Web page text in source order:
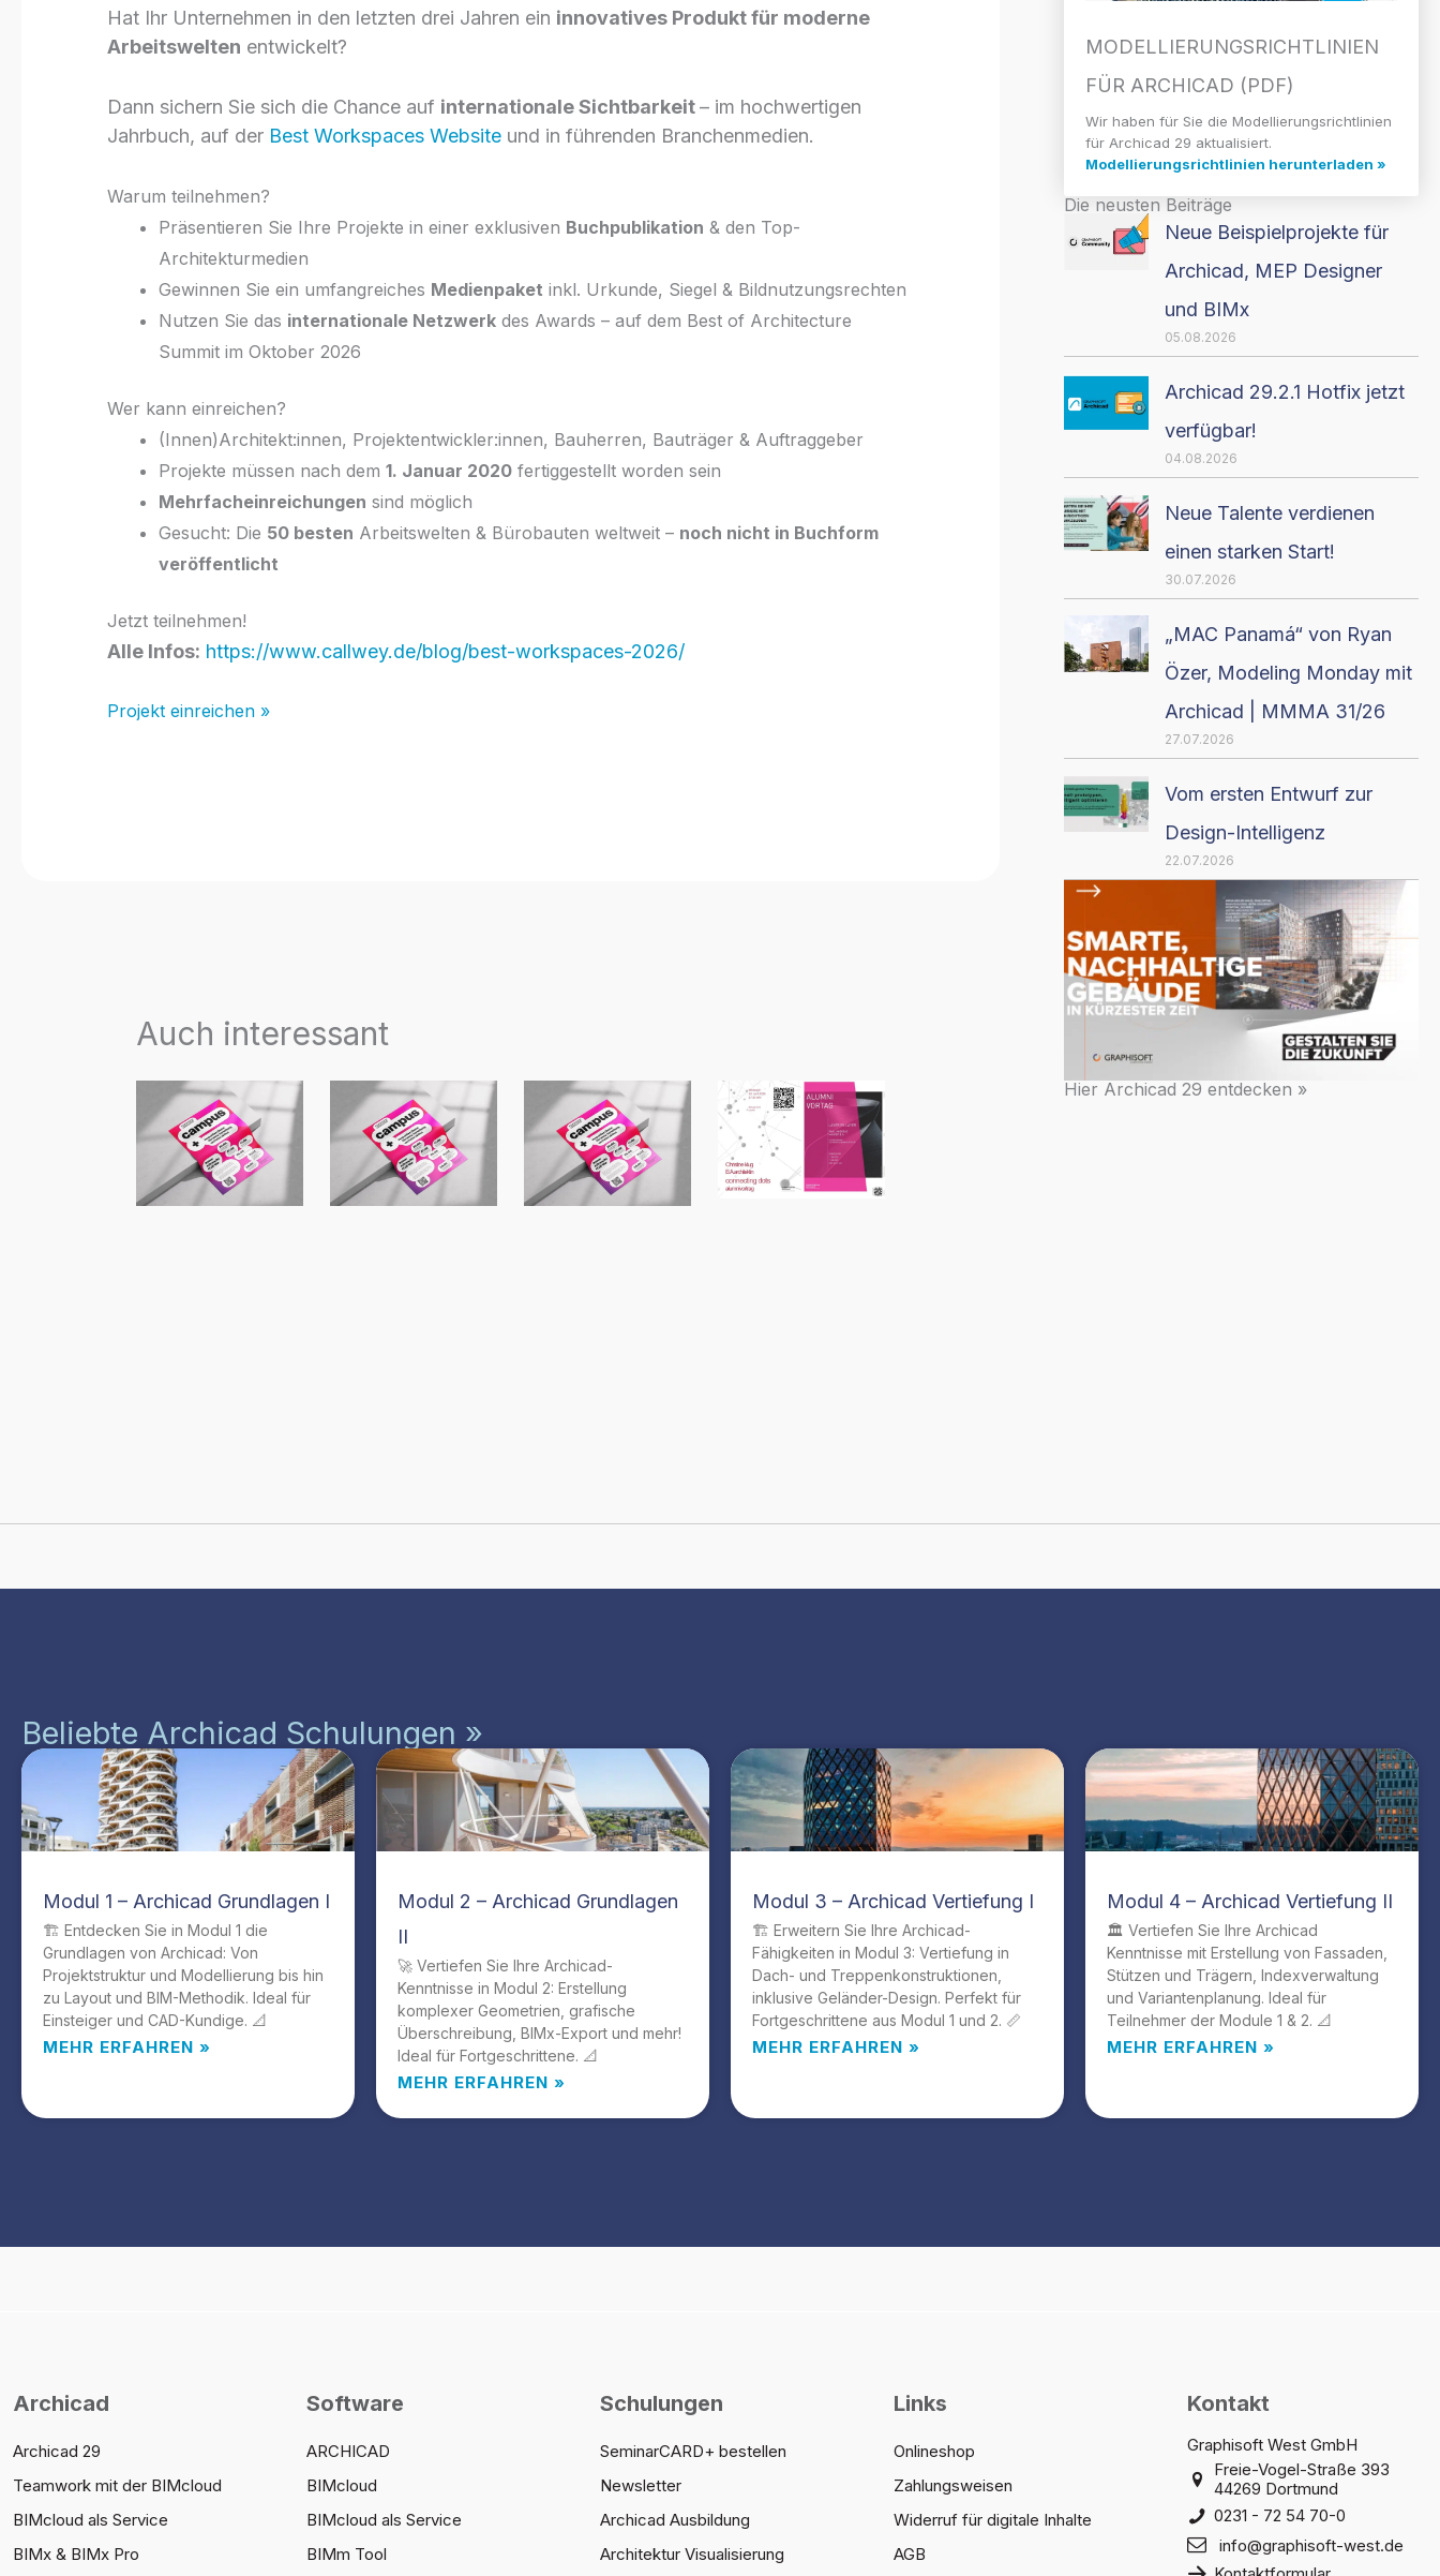
Hat Ihr Unternehmen in den letzten drei Jahren ein innovatives Produkt für moderne
Arbeitswelten entwickelt?
Dann sichern Sie sich die Chance auf internationale Sichtbarkeit– im hochwertigen
Jahrbuch, auf der Best Workspaces Website und in führenden Branchenmedien.
Warum teilnehmen?
Präsentieren Sie Ihre Projekte in einer exklusiven Buchpublikation & den Top-
Architekturmedien
Gewinnen Sie ein umfangreiches Medienpaket inkl. Urkunde, Siegel & Bildnutzungsrechten
Nutzen Sie das internationale Netzwerk des Awards – auf dem Best of Architecture
Summit im Oktober 2026
Wer kann einreichen?
(Innen)Architekt:innen, Projektentwickler:innen, Bauherren, Bauträger & Auftraggeber
Projekte müssen nach dem 1. Januar 2020 fertiggestellt worden sein
Mehrfacheinreichungen sind möglich
Gesucht: Die 50 besten Arbeitswelten & Bürobauten weltweit – noch nicht in Buchform
veröffentlicht
Jetzt teilnehmen!
Alle Infos: https://www.callwey.de/blog/best-workspaces-2026/
Projekt einreichen »
Auch interessant
MODELLIERUNGS­RICHTLINIEN
FÜR ARCHICAD (PDF)
Wir haben für Sie die Modellierungsrichtlinien
für Archicad 29 aktualisiert.
Modellierungsrichtlinien herunterladen »
Die neusten Beiträge
Neue Beispielprojekte für
Archicad, MEP Designer
und BIMx
05.08.2026
Archicad 29.2.1 Hotfix jetzt
verfügbar!
04.08.2026
Neue Talente verdienen
einen starken Start!
30.07.2026
„MAC Panamá“ von Ryan
Özer, Modeling Monday mit
Archicad | MMMA 31/26
27.07.2026
Vom ersten Entwurf zur
Design-Intelligenz
22.07.2026
Hier Archicad 29 entdecken »
Beliebte Archicad Schulungen »
Modul 1 – Archicad Grundlagen I
🏗️ Entdecken Sie in Modul 1 die
Grundlagen von Archicad: Von
Projektstruktur und Modellierung bis hin
zu Layout und BIM-Methodik. Ideal für
Einsteiger und CAD-Kundige. 📐
MEHR ERFAHREN »
Modul 2 – Archicad Grundlagen
II
🚀 Vertiefen Sie Ihre Archicad-
Kenntnisse in Modul 2: Erstellung
komplexer Geometrien, grafische
Überschreibung, BIMx-Export und mehr!
Ideal für Fortgeschrittene. 📐
MEHR ERFAHREN »
Modul 3 – Archicad Vertiefung I
🏗️ Erweitern Sie Ihre Archicad-
Fähigkeiten in Modul 3: Vertiefung in
Dach- und Treppenkonstruktionen,
inklusive Geländer-Design. Perfekt für
Fortgeschrittene aus Modul 1 und 2. 📏
MEHR ERFAHREN »
Modul 4 – Archicad Vertiefung II
🏛️ Vertiefen Sie Ihre Archicad
Kenntnisse mit Erstellung von Fassaden,
Stützen und Trägern, Indexverwaltung
und Variantenplanung. Ideal für
Teilnehmer der Module 1 & 2. 📐
MEHR ERFAHREN »
Archicad
Archicad 29
Teamwork mit der BIMcloud
BIMcloud als Service
BIMx & BIMx Pro
Software
ARCHICAD
BIMcloud
BIMcloud als Service
BIMm Tool
Schulungen
SeminarCARD+ bestellen
Newsletter
Archicad Ausbildung
Architektur Visualisierung
Links
Onlineshop
Zahlungsweisen
Widerruf für digitale Inhalte
AGB
Kontakt
Graphisoft West GmbH
Freie-Vogel-Straße 393
44269 Dortmund
0231 - 72 54 70-0
info@graphisoft-west.de